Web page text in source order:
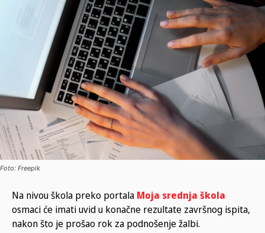
Foto: Freepik
Na nivou škola preko portala Moja srednja škola
osmaci će imati uvid u konačne rezultate završnog ispita,
nakon što je prošao rok za podnošenje žalbi.